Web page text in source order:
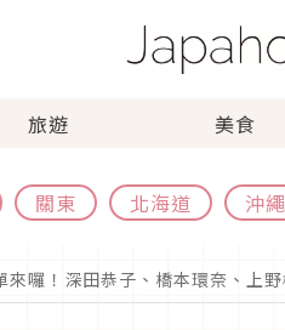
旅遊 美食
關東 北海道 沖繩
囉！深田恭子、橋本環奈、上